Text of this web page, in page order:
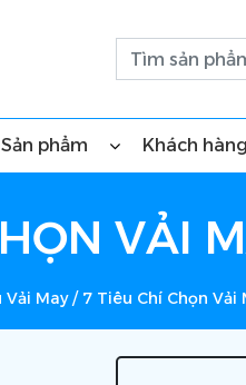
Sản phẩm Khách hàng
VẢI
Vải May / 7 Tiêu Chí Chọn Vải